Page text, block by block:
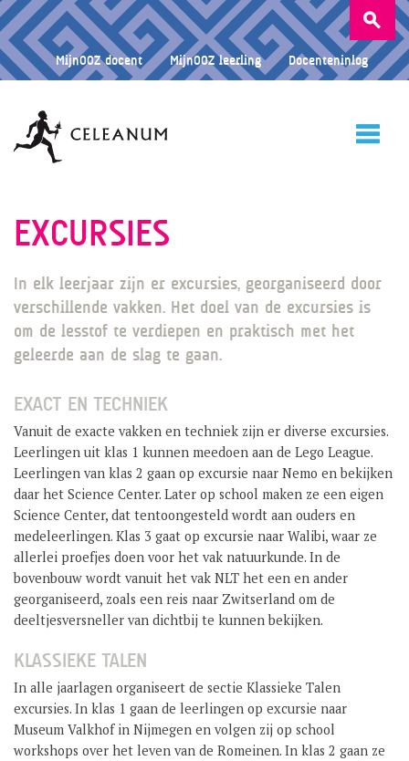
Zoeken
naar:
MijnOOZ docent MijnOOZ leerling Docenteninlog
CELEANUM
ONDERWIJS
GROEP 8 / JONG CELEANUM
EXCURSIES
In elk leerjaar zijn er excursies, georganiseerd door
verschillende vakken. Het doel van de excursies is
om de lesstof te verdiepen en praktisch met het
geleerde aan de slag te gaan.
EXACT EN TECHNIEK
Vanuit de exacte vakken en techniek zijn er diverse excursies.
Leerlingen uit klas 1 kunnen meedoen aan de Lego League.
Leerlingen van klas 2 gaan op excursie naar Nemo en bekijken
daar het Science Center. Later op school maken ze een eigen
Science Center, dat tentoongesteld wordt aan ouders en
medeleerlingen. Klas 3 gaat op excursie naar Walibi, waar ze
allerlei proefjes doen voor het vak natuurkunde. In de
bovenbouw wordt vanuit het vak NLT het een en ander
georganiseerd, zoals een reis naar Zwitserland om de
deeltjesversneller van dichtbij te kunnen bekijken.
KLASSIEKE TALEN
In alle jaarlagen organiseert de sectie Klassieke Talen
excursies. In klas 1 gaan de leerlingen op excursie naar
Museum Valkhof in Nijmegen en volgen zij op school
workshops over het leven van de Romeinen. In klas 2 gaan ze